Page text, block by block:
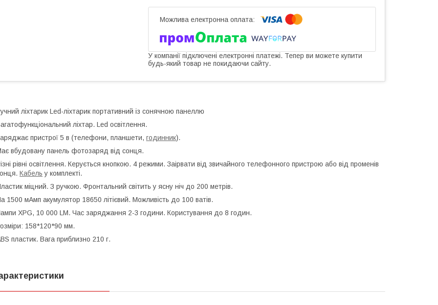
У компанії підключені електронні платежі. Тепер ви можете купити
будь-який товар не покидаючи сайту.
ліхтарик Led-ліхтарик портативний із сонячною панеллю
ліхтар. Led освітлення.
пристрої 5 в (телефони, планшети, годинник).
вбудовану панель фотозаряд від сонця.
рівні освітлення. Керується кнопкою. 4 режими. Заірвати від звичайного телефонного пристрою або від променів
Кабель у комплекті.
міцний. З ручкою. Фронтальний світить у ясну ніч до 200 метрів.
1500 мАмп акумулятор 18650 літієвий. Можливість до 100 ватів.
XPG, 10 000 LM. Час заряджання 2-3 години. Користування до 8 годин.
158*120*90 мм.
пластик. Вага приблизно 210 г.